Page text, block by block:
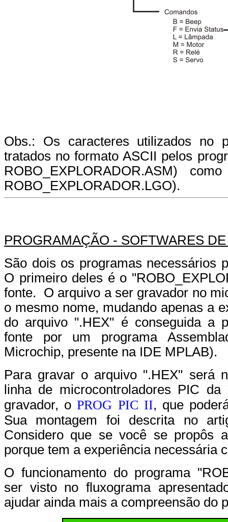
Obs.: Os caracteres utilizados no
tratados no formato ASCII pelos
ROBO_EXPLORADOR.ASM)
ROBO_EXPLORADOR.LGO).
PROGRAMAÇÃO - SOFTWARES
São dois os programas necessários
O primeiro deles é o
fonte. O arquivo a ser gravador no
o mesmo nome, mudando apenas a
do arquivo ".HEX" é conseguida a
fonte por um programa
Microchip, presente na IDE MPLAB).
Para gravar o arquivo ".HEX" será
linha de microcontroladores PIC da
gravador, oPROG PIC II, que
Sua montagem foi descrita no
Considero que se você se propôs
porque tem a experiência necessária
O funcionamento do programa
ser visto no fluxograma
ajudar ainda mais a compreensão do